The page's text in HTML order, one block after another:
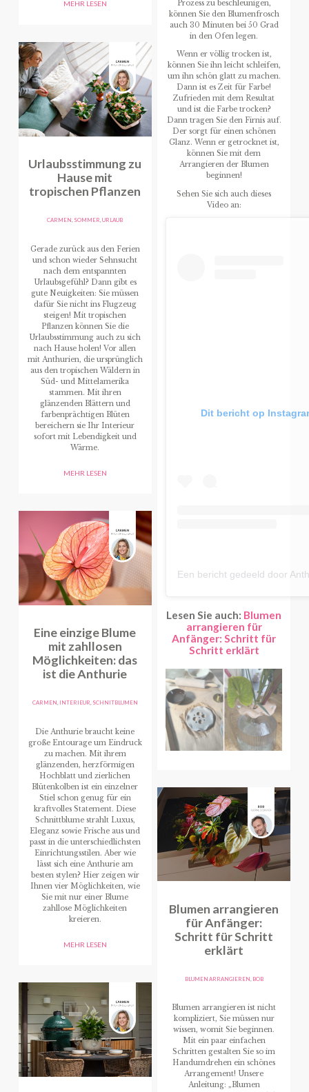
MEHR LESEN
Urlaubsstimmung zu
Hause mit
tropischen Pflanzen
CARMEN, SOMMER,URLAUB
Gerade zurück aus den Ferien
und schon wieder Sehnsucht
nach dem entspannten
Urlaubsgefühl? Dann gibt es
gute Neuigkeiten: Sie müssen
dafür Sie nicht ins Flugzeug
steigen! Mit tropischen
Pflanzen können Sie die
Urlaubsstimmung auch zu sich
nach Hause holen! Vor allen
mit Anthurien, die ursprünglich
aus den tropischen Wäldern in
Süd- und Mittelamerika
stammen. Mit ihren
glänzenden Blättern und
farbenprächtigen Blüten
bereichern sie Ihr Interieur
sofort mit Lebendigkeit und
Wärme.
MEHR LESEN
Eine einzige Blume
mit zahllosen
Möglichkeiten: das
ist die Anthurie
CARMEN, INTERIEUR, SCHNITBLUMEN
Die Anthurie braucht keine
große Entourage um Eindruck
zu machen. Mit ihrem
glänzenden, herzförmigen
Hochblatt und zierlichen
Blütenkolben ist ein einzelner
Stiel schon genug für ein
kraftvolles Statement. Diese
Schnittblume strahlt Luxus,
Eleganz sowie Frische aus und
passt in die unterschiedlichsten
Einrichtungsstilen. Aber wie
lässt sich eine Anthurie am
besten stylen? Hier zeigen wir
Ihnen vier Möglichkeiten, wie
Sie mit nur einer Blume
zahllose Möglichkeiten
kreieren.
MEHR LESEN
Prozess zu beschleunigen,
können Sie den Blumenfrosch
auch 30 Minuten bei 50 Grad
in den Ofen legen.
Wenn er völlig trocken ist,
können Sie ihn leicht schleifen,
um ihn schön glatt zu machen.
Dann ist es Zeit für Farbe!
Zufrieden mit dem Resultat
und ist die Farbe trocken?
Dann tragen Sie den Firnis auf.
Der sorgt für einen schönen
Glanz. Wenn er getrocknet ist,
können Sie mit dem
Arrangieren der Blumen
beginnen!
Sehen Sie sich auch dieses
Video an:
Dit bericht op
Lesen Sie auch: Blumen
arrangieren für
Anfänger: Schritt für
Schritt erklärt
Blumen arrangieren
für Anfänger:
Schritt für Schritt
erklärt
BLUMEN ARRANGIEREN, BOB
Blumen arrangieren ist nicht
kompliziert, Sie müssen nur
wissen, womit Sie beginnen.
Mit ein paar einfachen
Schritten gestalten Sie so im
Handumdrehen ein schönes
Arrangement! Unsere
Anleitung: „Blumen